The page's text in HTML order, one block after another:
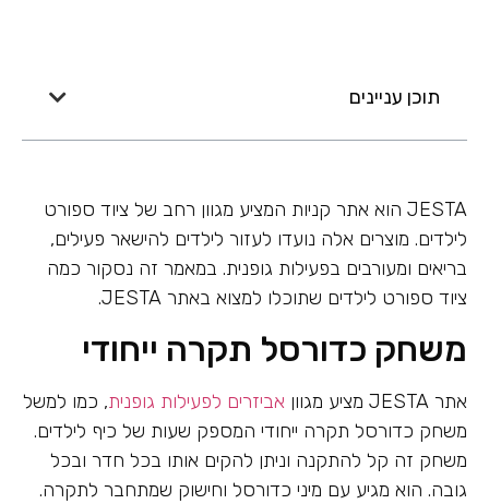
תוכן עניינים
JESTA הוא אתר קניות המציע מגוון רחב של ציוד ספורט
לילדים. מוצרים אלה נועדו לעזור לילדים להישאר פעילים,
בריאים ומעורבים בפעילות גופנית. במאמר זה נסקור כמה
ציוד ספורט לילדים שתוכלו למצוא באתר JESTA.
משחק כדורסל תקרה ייחודי
אתר JESTA מציע מגוון אביזרים לפעילות גופנית, כמו למשל
משחק כדורסל תקרה ייחודי המספק שעות של כיף לילדים.
משחק זה קל להתקנה וניתן להקים אותו בכל חדר ובכל
גובה. הוא מגיע עם מיני כדורסל וחישוק שמתחבר לתקרה.